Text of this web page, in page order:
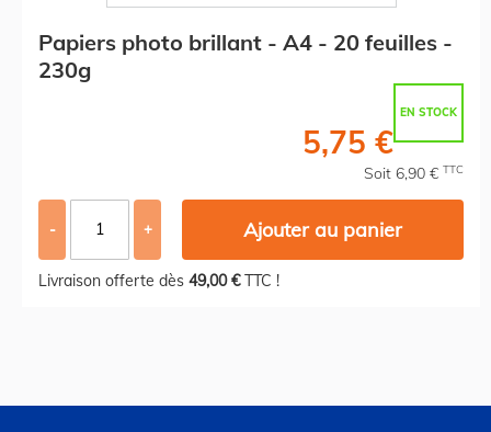
Papiers photo brillant - A4 - 20 feuilles -
230g
EN STOCK
5,75 €
Soit 6,90 € TTC
- + Ajouter au panier
Livraison offerte dès 49,00 €TTC !